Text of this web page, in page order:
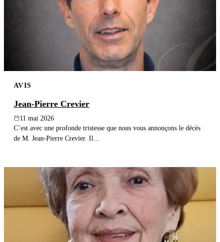
AVIS
Jean-Pierre Crevier
11 mai 2026
C’est avec une profonde tristesse que nous vous annonçons le décès
de M. Jean-Pierre Crevier. Il...